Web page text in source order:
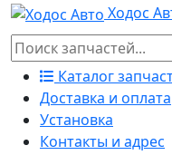
Ходос
Каталог
Доставка и оплата
Установка
Контакты и адрес